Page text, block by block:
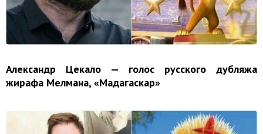
Александр Цекало — голос русского дубляжа
жирафа Мелмана, «Мадагаскар»